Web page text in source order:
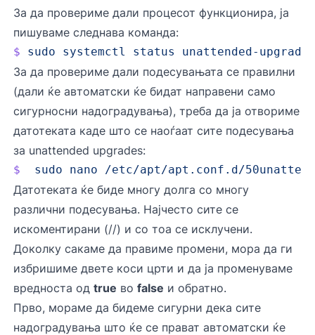
За да провериме дали процесот функционира, ја
пишуваме следнава команда:
$ sudo systemctl status unattended-
За да провериме дали подесувањата се правилни
(дали ќе автоматски ќе бидат направени само
сигурносни надоградувања), треба да ја отвориме
датотеката каде што се наоѓаат сите подесувања
за unattended upgrades:
$
  sudo
nano /etc/apt/apt.conf.d/
Датотеката ќе биде многу долга со многу
различни подесувања. Најчесто сите се
искоментирани (//) и со тоа се исклучени.
Доколку сакаме да правиме промени, мора да ги
избришиме двете коси црти и да ја променуваме
вредноста од true во false и обратно.
Прво, мораме да бидеме сигурни дека сите
надоградувања што ќе се прават автоматски ќе